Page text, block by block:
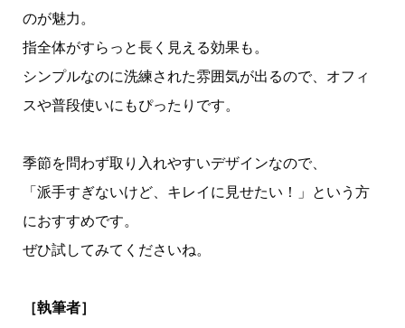
のが魅力。
指全体がすらっと長く見える効果も。
シンプルなのに洗練された雰囲気が出るので、オフィ
スや普段使いにもぴったりです。
季節を問わず取り入れやすいデザインなので、
「派手すぎないけど、キレイに見せたい！」という方
におすすめです。
ぜひ試してみてくださいね。
［執筆者］